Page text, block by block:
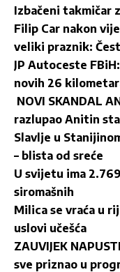
Izbačeni takmičar
Filip Car nakon
veliki praznik:
JP Autoceste
novih 26
NOVI SKANDAL
razlupao Anitin
Slavlje u
– blista od sreće
U svijetu ima
siromašnih
Milica se vraća u
uslovi učešća
ZAUVIJEK
sve priznao u